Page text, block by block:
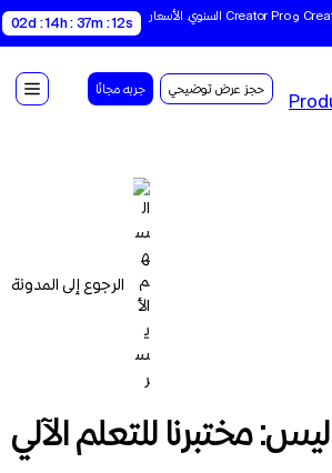
احصل على خصم 35% على Creator و Creator Pro السنوي. الأسعار
02d : 14h : 37m : 12s
حجز عرض توضيحي جربه مجانًا
الرجوع إلى المدونة
مختبرنا للتعلم الآلي